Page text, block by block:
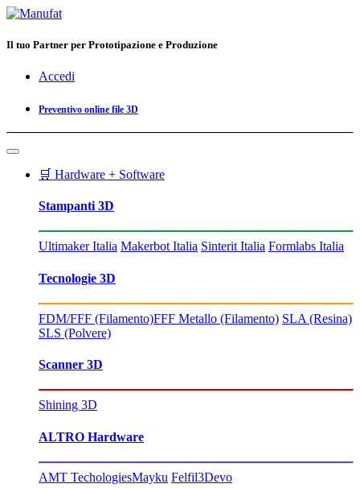
Il tuo Partner per Prototipazione e Produzione
Accedi
Preventivo online file 3D
🛒 Hardware + Software
Stampanti 3D
Ultimaker Italia Makerbot Italia Sinterit Italia Formlabs Italia
Tecnologie 3D
FDM/FFF (Filamento)FFF Metallo (Filamento) SLA (Resina)
SLS (Polvere)
Scanner 3D
Shining 3D
ALTRO Hardware
AMT TechologiesMayku Felfil3Devo